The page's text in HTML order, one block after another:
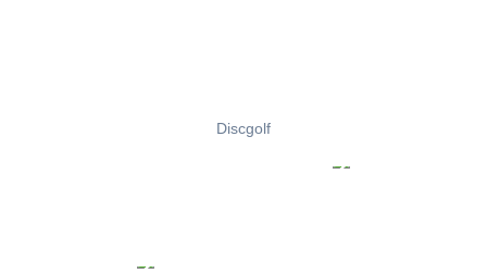
Discgolf